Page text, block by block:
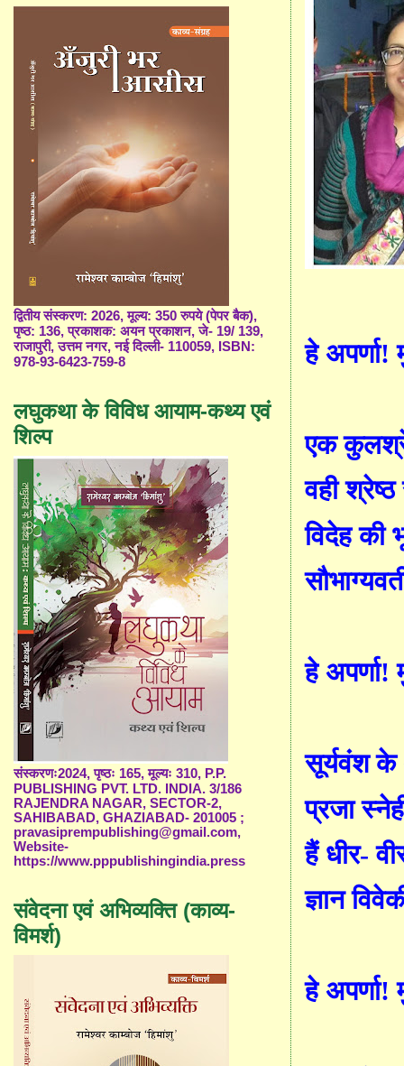
हे अपर्णा!
एक
वही
विदेह की
हे अपर्णा!
सूर्यवंश के
प्रजा
हैं धीर-
ज्ञान
हे अपर्णा!
द्वितीय संस्करण: 2026, मूल्य: 350 रुपये (पेपर बैक),
पृष्ठ: 136, प्रकाशक: अयन प्रकाशन, जे- 19/ 139,
राजापुरी, उत्तम नगर, नई दिल्ली- 110059, ISBN:
978-93-6423-759-8
लघुकथा के विविध आयाम-कथ्य एवं
शिल्प
संस्करणः2024, पृष्ठः 165, मूल्यः 310, P.P.
PUBLISHING PVT. LTD. INDIA. 3/186
RAJENDRA NAGAR, SECTOR-2,
SAHIBABAD, GHAZIABAD- 201005 ;
pravasiprempublishing@gmail.com,
Website-
https://www.pppublishingindia.press
संवेदना एवं अभिव्यक्ति (काव्य-
विमर्श)